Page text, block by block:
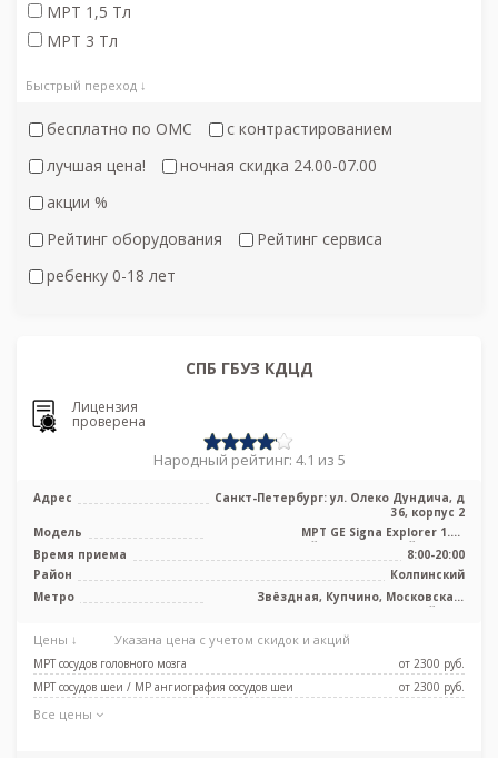
МРТ 1,5 Тл
МРТ 3 Тл
Быстрый переход ↓
бесплатно по ОМС
с контрастированием
лучшая цена!
ночная скидка 24.00-07.00
акции %
Рейтинг оборудования
Рейтинг сервиса
ребенку 0-18 лет
СПБ ГБУЗ КДЦД
Лицензия
проверена
Народный рейтинг: 4.1 из 5
Адрес
Санкт-Петербург: ул. Олеко Дундича, д
36, корпус 2
Модель
МРТ GE Signa Explorer 1.5T
высокопольный полуоткрытый тип, КТ
Toshiba ...
Время приема
8:00-20:00
Район
Колпинский
Метро
Звёздная, Купчино, Московская,
Шушары, Дунайская
Цены ↓ Указана цена с учетом скидок и акций
МРТ сосудов головного мозга
от 2300 pуб.
МРТ сосудов шеи / МР ангиография сосудов шеи
от 2300 pуб.
Все цены